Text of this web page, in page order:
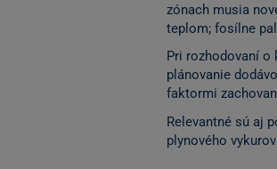
zónach musia
teplom; fosílne
Pri rozhodovaní o
plánovanie
faktormi
Relevantné sú aj
plynového